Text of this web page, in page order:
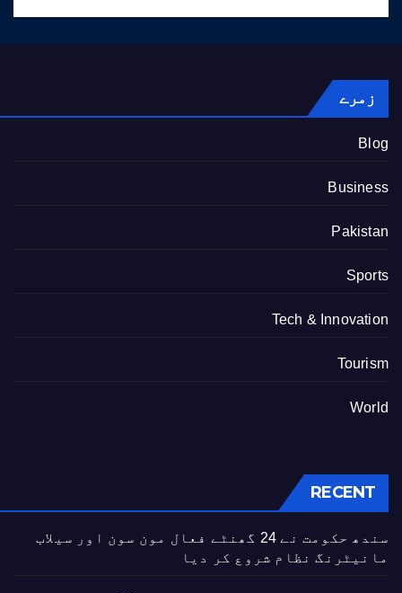
زمرے
Blog
Business
Pakistan
Sports
Tech & Innovation
Tourism
World
RECENT
سندھ حکومت نے 24 گھنٹے فعال مون سون اور سیلاب
مانیٹرنگ نظام شروع کر دیا